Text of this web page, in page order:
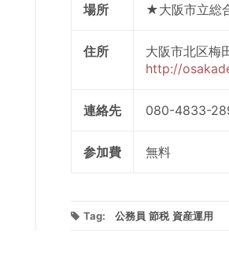
場所 ★大阪市立総
住所
大阪市北区梅
http://
連絡先 080-4833-
参加費 無料
Tag: 公務員 節税 資産運用